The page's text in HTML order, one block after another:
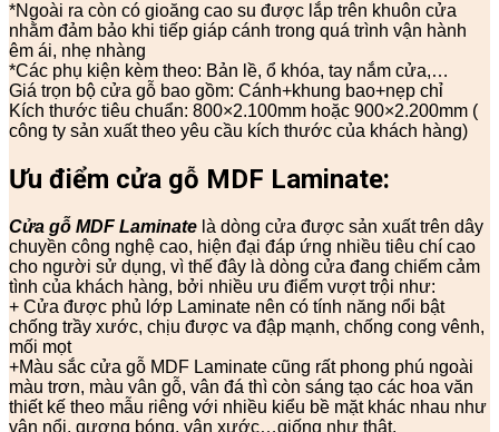
*Ngoài ra còn có gioăng cao su được lắp trên khuôn cửa
nhằm đảm bảo khi tiếp giáp cánh trong quá trình vận hành
êm ái, nhẹ nhàng
*Các phụ kiện kèm theo: Bản lề, ổ khóa, tay nắm cửa,…
Giá trọn bộ cửa gỗ bao gồm: Cánh+khung bao+nẹp chỉ
Kích thước tiêu chuẩn: 800×2.100mm hoặc 900×2.200mm (
công ty sản xuất theo yêu cầu kích thước của khách hàng)
Ưu điểm cửa gỗ MDF Laminate:
Cửa gỗ MDF Laminate là dòng cửa được sản xuất trên dây
chuyền công nghệ cao, hiện đại đáp ứng nhiều tiêu chí cao
cho người sử dụng, vì thế đây là dòng cửa đang chiếm cảm
tình của khách hàng, bởi nhiều ưu điểm vượt trội như:
+ Cửa được phủ lớp Laminate nên có tính năng nổi bật
chống trầy xước, chịu được va đập mạnh, chống cong vênh,
mối mọt
+Màu sắc cửa gỗ MDF Laminate cũng rất phong phú ngoài
màu trơn, màu vân gỗ, vân đá thì còn sáng tạo các hoa văn
thiết kế theo mẫu riêng với nhiều kiểu bề mặt khác nhau như
vân nổi, gương bóng, vân xước…giống như thật.